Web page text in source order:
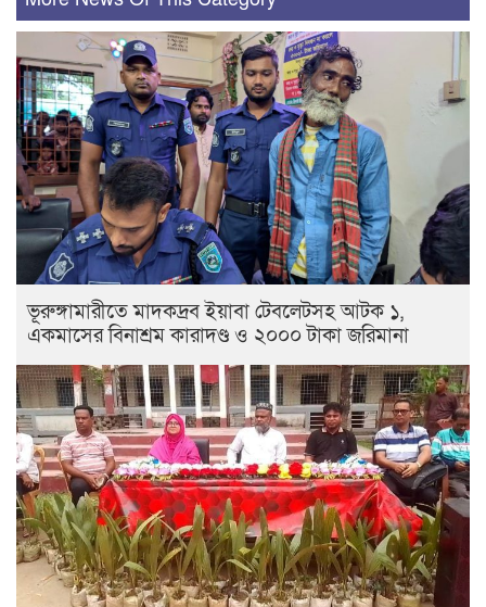
ভূরুঙ্গামারীতে মাদকদ্রব ইয়াবা টেবলেটসহ আটক ১,
একমাসের বিনাশ্রম কারাদণ্ড ও ২০০০ টাকা জরিমানা